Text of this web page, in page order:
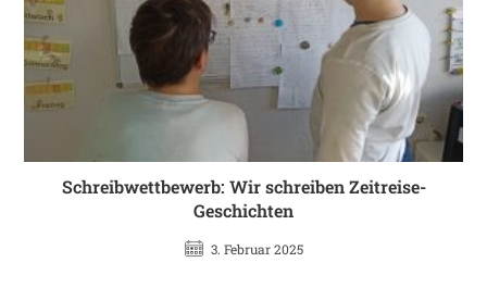
Schreibwettbewerb: Wir schreiben Zeitreise-
Geschichten
3. Februar 2025